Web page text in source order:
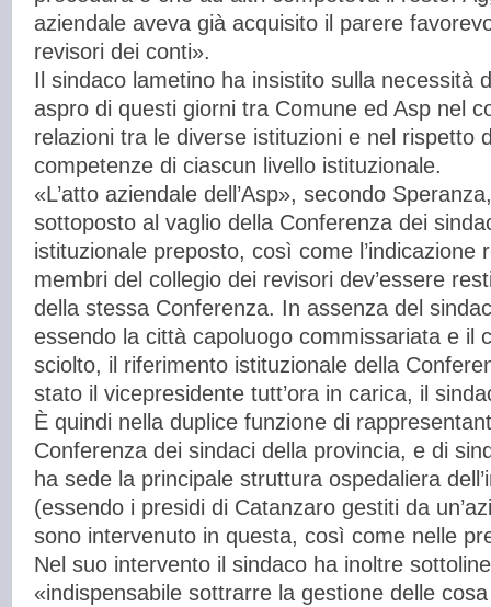
aziendale aveva già acquisito il parere
revisori dei conti».
Il sindaco lametino ha insistito sulla necessità
aspro di questi giorni tra Comune ed Asp nel
relazioni tra le diverse istituzioni e nel rispetto
competenze di ciascun livello istituzionale.
«L’atto aziendale dell’Asp», secondo
sottoposto al vaglio della Conferenza dei
istituzionale preposto, così come l’indicazione
membri del collegio dei revisori dev’essere
della stessa Conferenza. In assenza del
essendo la città capoluogo commissariata e il
sciolto, il riferimento istituzionale della
stato il vicepresidente tutt’ora in carica, il
È quindi nella duplice funzione di
Conferenza dei sindaci della provincia, e di
ha sede la principale struttura ospedaliera
(essendo i presidi di Catanzaro gestiti da
sono intervenuto in questa, così come nelle
Nel suo intervento il sindaco ha inoltre
«indispensabile sottrarre la gestione delle